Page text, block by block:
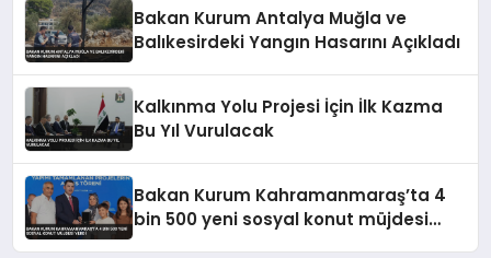
Bakan Kurum Antalya Muğla ve
Balıkesirdeki Yangın Hasarını Açıkladı
Kalkınma Yolu Projesi İçin İlk Kazma
Bu Yıl Vurulacak
Bakan Kurum Kahramanmaraş’ta 4
bin 500 yeni sosyal konut müjdesi